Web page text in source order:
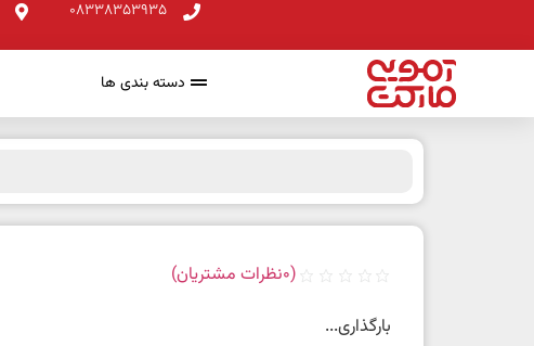
08338353935
دسته بندی ها
(
0نظرات مشتریان)
بارگذاری...